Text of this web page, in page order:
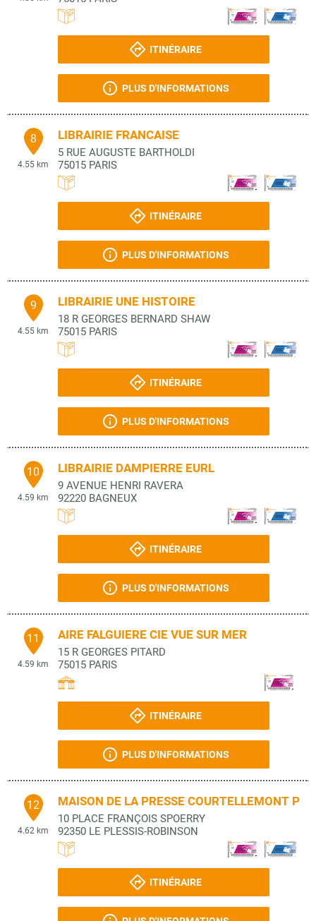
ITINÉRAIRE
PLUS D'INFORMATIONS
8
4.55 km
LIBRAIRIE FRANCAISE
5 RUE AUGUSTE BARTHOLDI
75015 PARIS
ITINÉRAIRE
PLUS D'INFORMATIONS
9
4.55 km
LIBRAIRIE UNE HISTOIRE
18 R GEORGES BERNARD SHAW
75015 PARIS
ITINÉRAIRE
PLUS D'INFORMATIONS
10
4.59 km
LIBRAIRIE DAMPIERRE EURL
9 AVENUE HENRI RAVERA
92220 BAGNEUX
ITINÉRAIRE
PLUS D'INFORMATIONS
11
4.59 km
AIRE FALGUIERE CIE VUE SUR MER
15 R GEORGES PITARD
75015 PARIS
ITINÉRAIRE
PLUS D'INFORMATIONS
12
4.62 km
MAISON DE LA PRESSE COURTELLEMONT P
10 PLACE FRANÇOIS SPOERRY
92350 LE PLESSIS-ROBINSON
ITINÉRAIRE